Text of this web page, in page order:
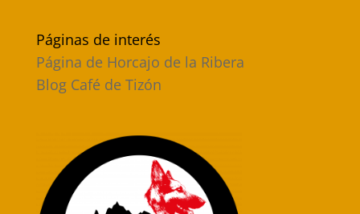
Páginas de interés
Página de Horcajo de la Ribera
Blog Café de Tizón